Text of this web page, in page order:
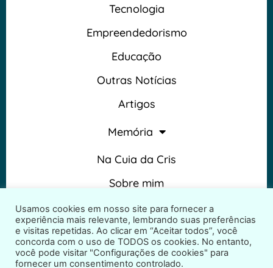
Tecnologia
Empreendedorismo
Educação
Outras Notícias
Artigos
Memória
Na Cuia da Cris
Sobre mim
Termos e Condições
Usamos cookies em nosso site para fornecer a
experiência mais relevante, lembrando suas preferências
e visitas repetidas. Ao clicar em “Aceitar todos”, você
concorda com o uso de TODOS os cookies. No entanto,
você pode visitar "Configurações de cookies" para
fornecer um consentimento controlado.